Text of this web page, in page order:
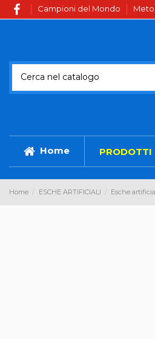
Campioni del Mondo
Home PRODOTTI
Home ESCHE ARTIFICIALI Esche